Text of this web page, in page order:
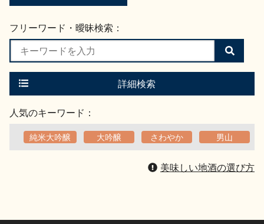
フリーワード・曖昧検索：
検
索
す
詳細検索
人気のキーワード：
純米大吟醸 大吟醸 さわやか 男山
美味しい地酒の選び方